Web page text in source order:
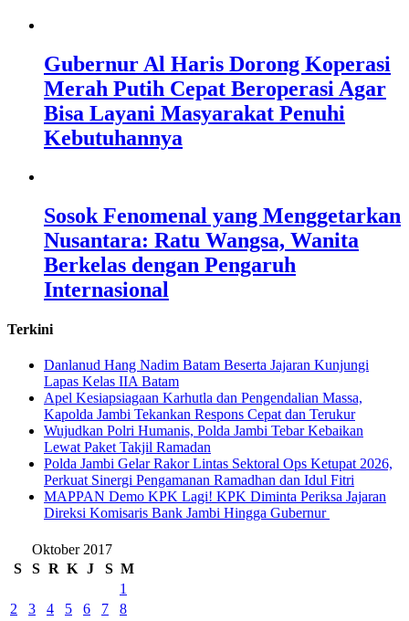
Gubernur Al Haris Dorong Koperasi
Merah Putih Cepat Beroperasi Agar
Bisa Layani Masyarakat Penuhi
Kebutuhannya
Sosok Fenomenal yang Menggetarkan
Nusantara: Ratu Wangsa, Wanita
Berkelas dengan Pengaruh
Internasional
Terkini
Danlanud Hang Nadim Batam Beserta Jajaran Kunjungi
Lapas Kelas IIA Batam
Apel Kesiapsiagaan Karhutla dan Pengendalian Massa,
Kapolda Jambi Tekankan Respons Cepat dan Terukur
Wujudkan Polri Humanis, Polda Jambi Tebar Kebaikan
Lewat Paket Takjil Ramadan
Polda Jambi Gelar Rakor Lintas Sektoral Ops Ketupat 2026,
Perkuat Sinergi Pengamanan Ramadhan dan Idul Fitri
‎MAPPAN Demo KPK Lagi! KPK Diminta Periksa Jajaran
Direksi Komisaris Bank Jambi Hingga Gubernur ‎
Oktober 2017
S
S R K J S M
1
2
3 4 5 6 7
8